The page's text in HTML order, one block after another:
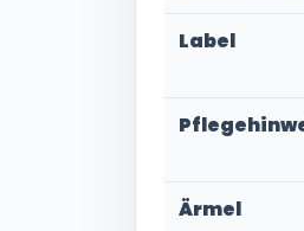
Label
Ärmel